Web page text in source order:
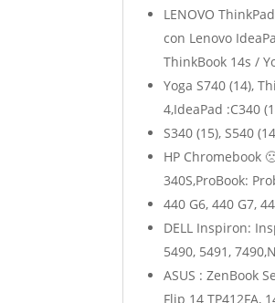
LENOVO
con Lenovo
ThinkBook 14s /
Yoga S740 (14),
4,IdeaPad :C340
S340 (15), S540
HP Chromebook
340S,ProBook:
440 G6, 440 G7,
DELL Inspiron:
5490, 5491,
ASUS : ZenBook
Flip 14 TP412FA,